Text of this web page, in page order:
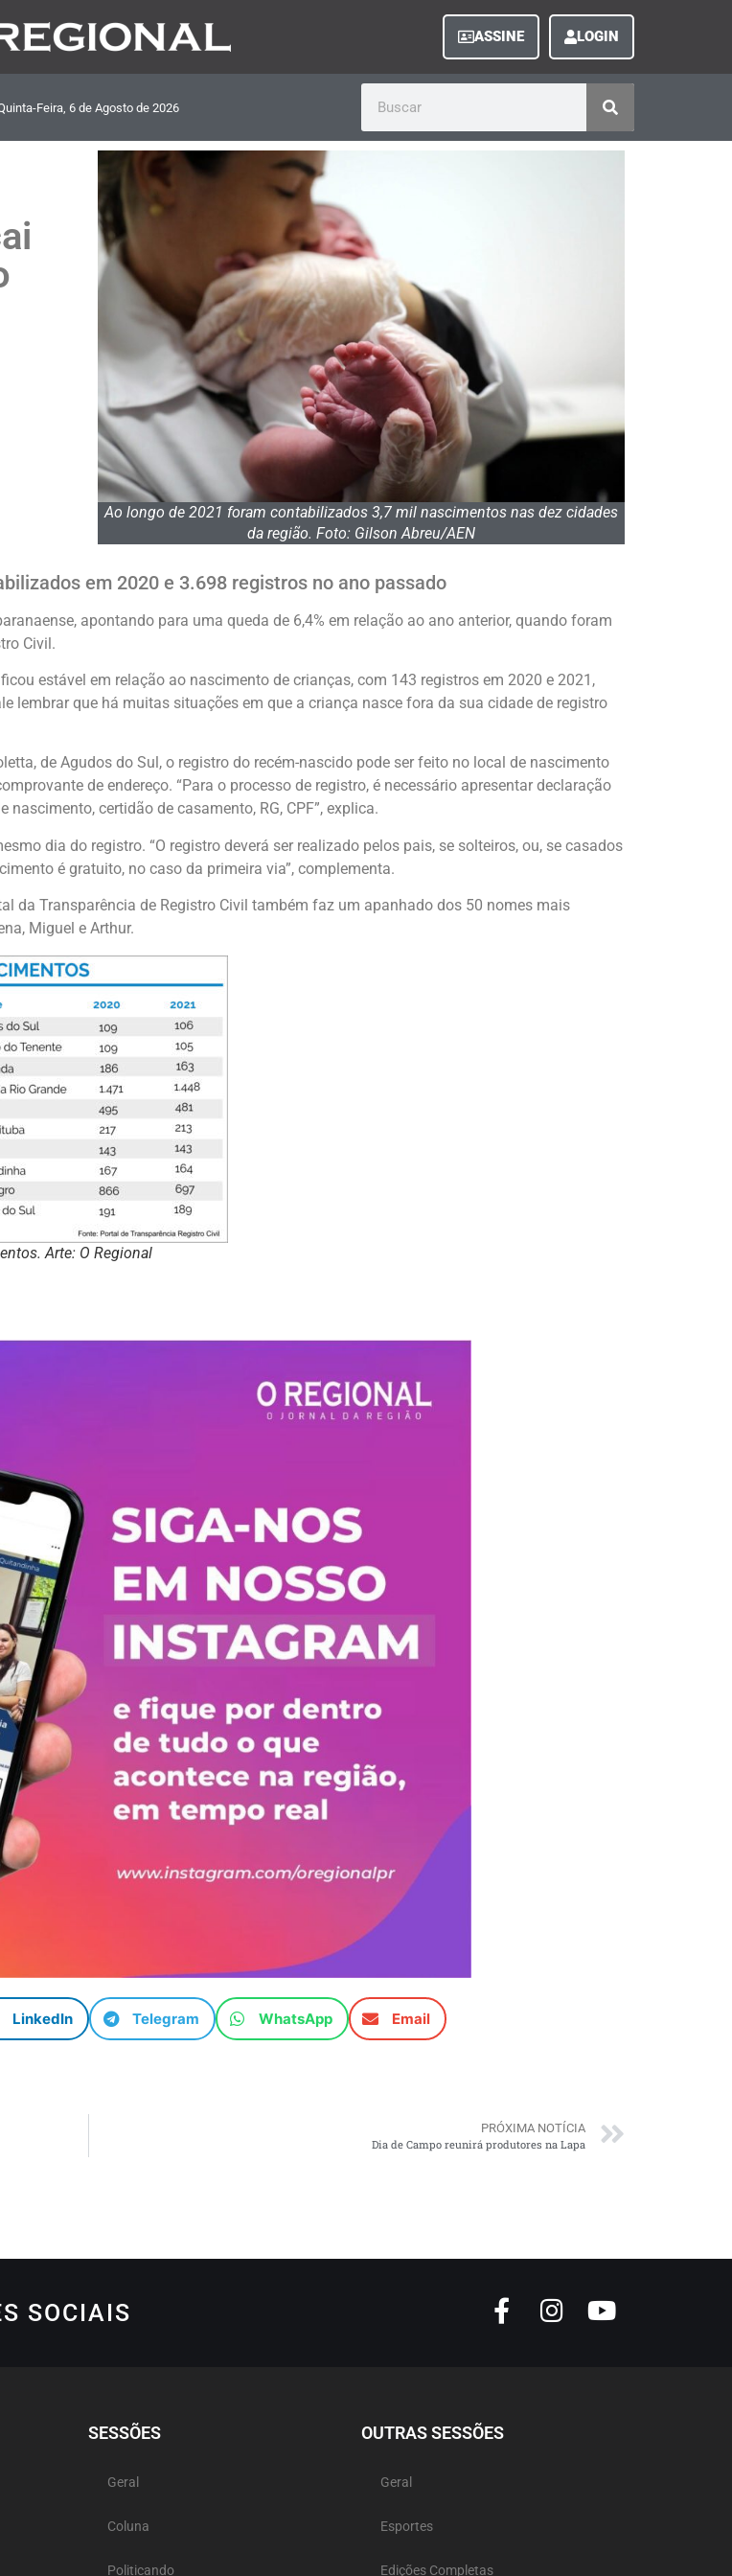
ASSINE LOGIN
Feira, 6de Agosto de 2026
Ao longo de 2021 foram contabilizados 3,7 mil nascimentos nas dez cidades
da região. Foto: Gilson Abreu/AEN
em 2020 e 3.698 registros no ano passado
apontando para uma queda de 6,4% em relação ao ano anterior, quando foram
Civil.
estável em relação ao nascimento de crianças, com 143 registros em 2020 e 2021,
lembrar que há muitas situações em que a criança nasce fora da sua cidade de registro
de Agudos do Sul, o registro do recém-nascido pode ser feito no local de nascimento
de endereço. “Para o processo de registro, é necessário apresentar declaração
certidão de casamento, RG, CPF”, explica.
dia do registro. “O registro deverá ser realizado pelos pais, se solteiros, ou, se casados
é gratuito, no caso da primeira via”, complementa.
da Transparência de Registro Civil também faz um apanhado dos 50 nomes mais
Miguel e Arthur.
Arte: O Regional
LinkedIn Telegram WhatsApp Email
PRÓXIMA NOTÍCIA
Dia de Campo reunirá produtores na Lapa
SOCIAIS
SESSÕES
Geral
Coluna
Politicando
OUTRAS SESSÕES
Geral
Esportes
Edições Completas